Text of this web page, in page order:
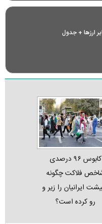
ارز‌ها + جدول
کابوس ۹۶ درصدی
فلاکت چگونه
ایرانیان را زیر و
رو کرده است؟